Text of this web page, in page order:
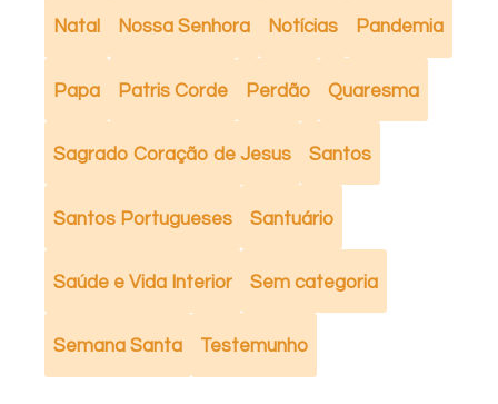
Natal Nossa Senhora Notícias Pandemia
Papa Patris Corde Perdão Quaresma
Sagrado Coração de Jesus Santos
Santos Portugueses Santuário
Saúde e Vida Interior Sem categoria
Semana Santa Testemunho